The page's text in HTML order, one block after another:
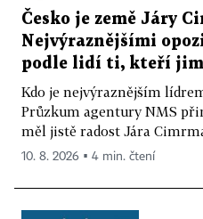
Česko je země Járy
Nejvýraznějšími
podle lidí ti, kteří
Kdo je nejvýraznějším
Průzkum agentury NMS
měl jistě radost Jára
10. 8. 2026 ▪ 4 min. čtení